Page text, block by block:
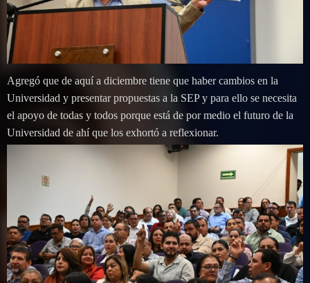
Agregó que de aquí a diciembre tiene que haber cambios en la
Universidad y presentar propuestas a la SEP y para ello se necesita
el apoyo de todas y todos porque está de por medio el futuro de la
Universidad de ahí que los exhortó a reflexionar.